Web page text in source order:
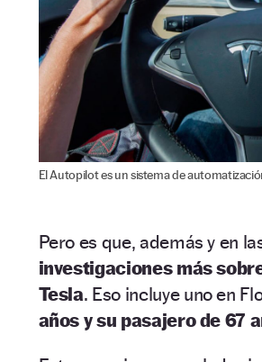
El Autopilot es un sistema de
Pero es que, además y en
investigaciones más
Tesla. Eso incluye uno en
años y su pasajero de 67